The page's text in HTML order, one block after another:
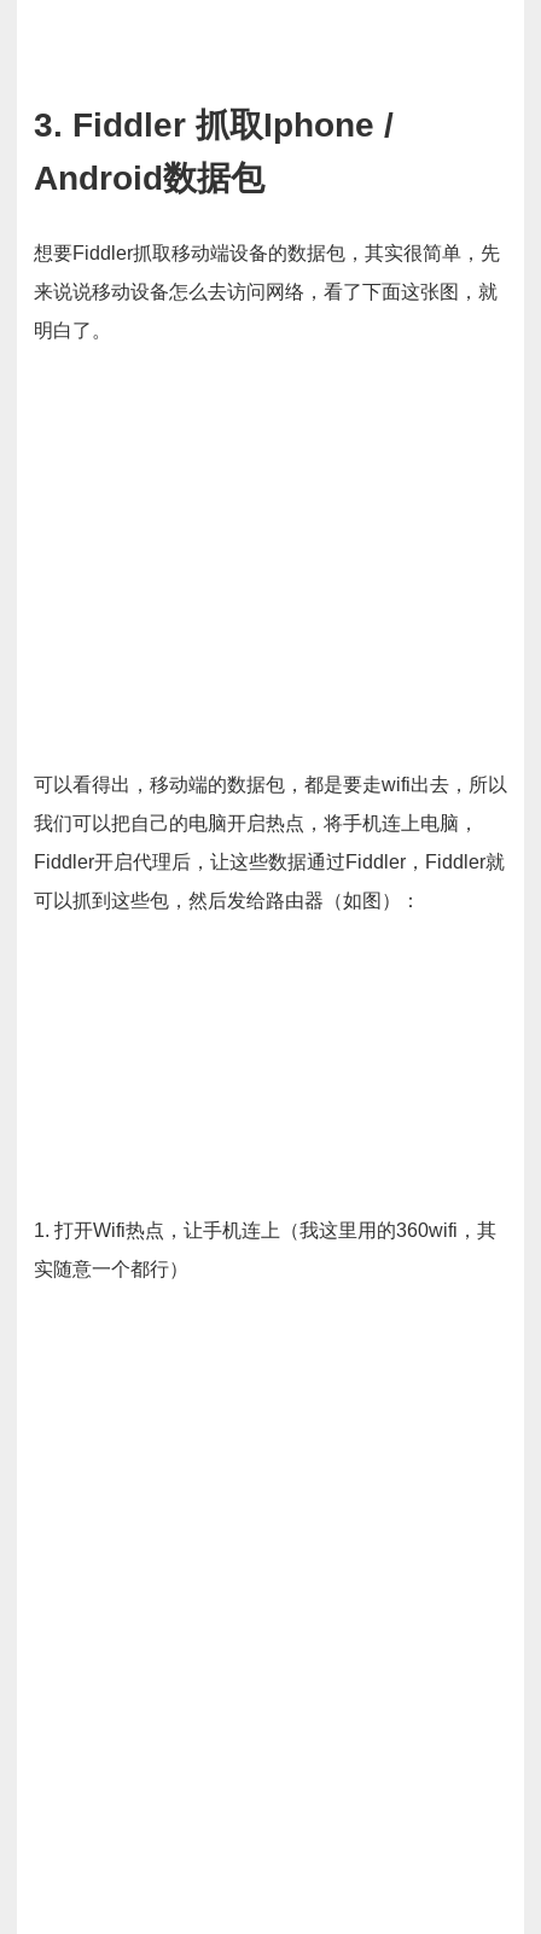
3. Fiddler 抓取Iphone /
Android数据包
想要Fiddler抓取移动端设备的数据包，其实很简单，先
来说说移动设备怎么去访问网络，看了下面这张图，就
明白了。
可以看得出，移动端的数据包，都是要走wifi出去，所以
我们可以把自己的电脑开启热点，将手机连上电脑，
Fiddler开启代理后，让这些数据通过Fiddler，Fiddler就
可以抓到这些包，然后发给路由器（如图）：
1. 打开Wifi热点，让手机连上（我这里用的360wifi，其
实随意一个都行）